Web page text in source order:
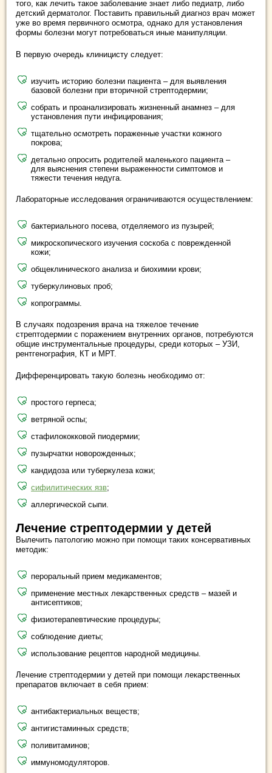
того, как лечить такое заболевание знает либо педиатр, либо
детский дерматолог. Поставить правильный диагноз врач может
уже во время первичного осмотра, однако для установления
формы болезни могут потребоваться иные манипуляции.
В первую очередь клиницисту следует:
изучить историю болезни пациента – для выявления
базовой болезни при вторичной стрептодермии;
собрать и проанализировать жизненный анамнез – для
установления пути инфицирования;
тщательно осмотреть пораженные участки кожного
покрова;
детально опросить родителей маленького пациента –
для выяснения степени выраженности симптомов и
тяжести течения недуга.
Лабораторные исследования ограничиваются осуществлением:
бактериального посева, отделяемого из пузырей;
микроскопического изучения соскоба с поврежденной
кожи;
общеклинического анализа и биохимии крови;
туберкулиновых проб;
копрограммы.
В случаях подозрения врача на тяжелое течение
стрептодермии с поражением внутренних органов, потребуются
общие инструментальные процедуры, среди которых – УЗИ,
рентгенография, КТ и МРТ.
Дифференцировать такую болезнь необходимо от:
простого герпеса;
ветряной оспы;
стафилококковой пиодермии;
пузырчатки новорожденных;
кандидоза или туберкулеза кожи;
сифилитических язв;
аллергической сыпи.
Лечение стрептодермии у детей
Вылечить патологию можно при помощи таких консервативных
методик:
пероральный прием медикаментов;
применение местных лекарственных средств – мазей и
антисептиков;
физиотерапевтические процедуры;
соблюдение диеты;
использование рецептов народной медицины.
Лечение стрептодермии у детей при помощи лекарственных
препаратов включает в себя прием:
антибактериальных веществ;
антигистаминных средств;
поливитаминов;
иммуномодуляторов.